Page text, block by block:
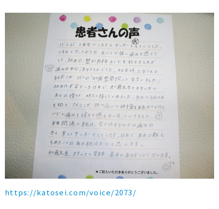
https://katosei.com/voice/2073/